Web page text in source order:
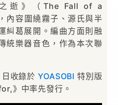
逝》（The Fall of a
內容圍繞霧子、源氏與半
糾葛展開。編曲方面則融
統樂器音色，作為本次聯
日收錄於YOASOBI 特別版
》中率先發行。